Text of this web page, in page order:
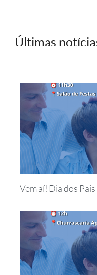
Últimas
Vem aí! Dia dos